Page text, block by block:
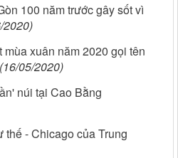
100 năm trước gây sốt vì
2020)
xuân năm 2020 gọi tên
(16/05/2020)
núi tại Cao Bằng
- Chicago của Trung